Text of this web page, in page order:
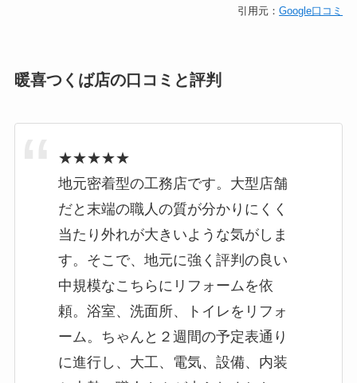
引用元：Google口コミ
暖喜つくば店の口コミと評判
★★★★★
地元密着型の工務店です。大型店舗
だと末端の職人の質が分かりにくく
当たり外れが大きいような気がしま
す。そこで、地元に強く評判の良い
中規模なこちらにリフォームを依
頼。浴室、洗面所、トイレをリフォ
ーム。ちゃんと２週間の予定表通り
に進行し、大工、電気、設備、内装